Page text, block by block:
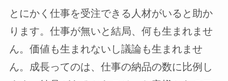
とにかく仕事を受注できる人材がいると助か
ります。仕事が無いと結局、何も生まれませ
ん。価値も生まれないし議論も生まれませ
ん。成長ってのは、仕事の納品の数に比例し